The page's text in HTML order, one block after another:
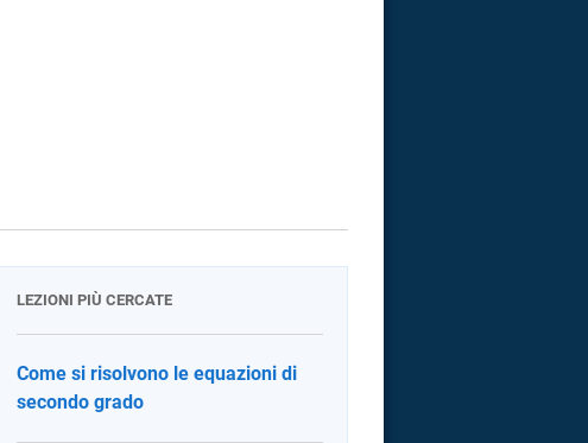
LEZIONI PIÙ CERCATE
Come si risolvono le equazioni di
secondo grado